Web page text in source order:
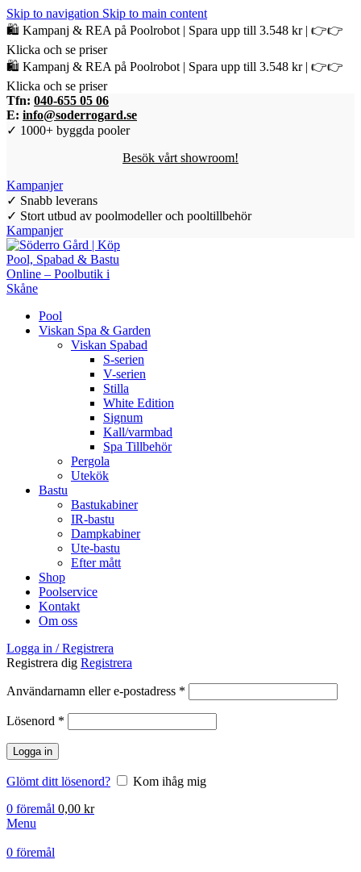
Skip to navigation Skip to main content
🛍️ Kampanj & REA på Poolrobot | Spara upp till 3.548 kr | 👉👉
Klicka och se priser
🛍️ Kampanj & REA på Poolrobot | Spara upp till 3.548 kr | 👉👉
Klicka och se priser
Tfn: 040-655 05 06
E: info@soderrogard.se
✓ 1000+ byggda pooler
Besök vårt showroom!
Kampanjer
✓ Snabb leverans
✓ Stort utbud av poolmodeller och pooltillbehör
Kampanjer
Pool
Viskan Spa & Garden
Viskan Spabad
S-serien
V-serien
Stilla
White Edition
Signum
Kall/varmbad
Spa Tillbehör
Pergola
Utekök
Bastu
Bastukabiner
IR-bastu
Dampkabiner
Ute-bastu
Efter mått
Shop
Poolservice
Kontakt
Om oss
Logga in / Registrera
Registrera dig Registrera
Användarnamn eller e-postadress *
Lösenord *
Logga in
Glömt ditt lösenord?
Kom ihåg mig
0 föremål 0,00 kr
Menu
0 föremål